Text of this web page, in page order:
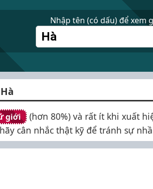
Nhập tên (có dấu) để xem
giới
(hơn 80%) và rất ít khi xuất
cân nhắc thật kỹ để tránh sự